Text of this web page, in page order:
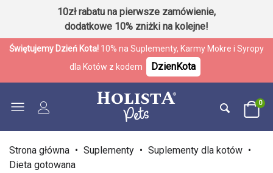
10zł rabatu na pierwsze zamówienie,
dodatkowe 10% zniżki na kolejne!
Świętujemy Dzień Kota! 10% na Suplementy, Karmy Mokre i Syropy
dla Kotów z kodem
DzienKota
0
Strona główna • Suplementy • Suplementy dla kotów •
Dieta gotowana